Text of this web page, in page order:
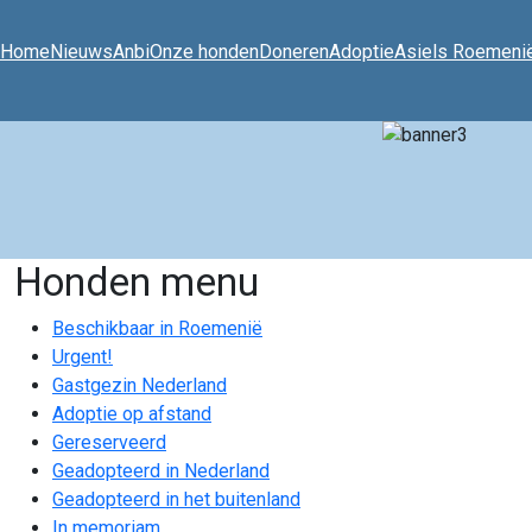
HomeNieuwsAnbiOnze hondenDonerenAdoptieAsiels
Honden menu
Beschikbaar in Roemenië
Urgent!
Gastgezin Nederland
Adoptie op afstand
Gereserveerd
Geadopteerd in Nederland
Geadopteerd in het buitenland